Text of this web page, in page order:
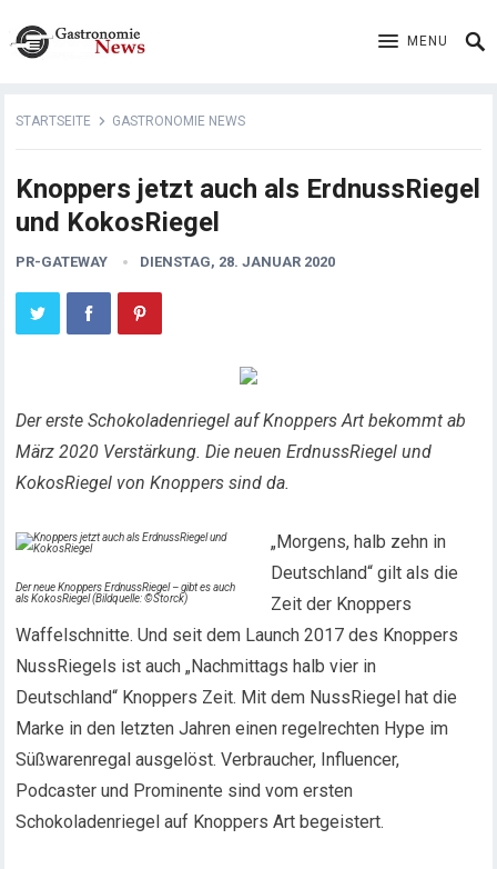
MENU
STARTSEITE GASTRONOMIE NEWS
Knoppers jetzt auch als ErdnussRiegel
und KokosRiegel
PR-GATEWAY DIENSTAG, 28. JANUAR 2020
Der erste Schokoladenriegel auf Knoppers Art bekommt ab
März 2020 Verstärkung. Die neuen ErdnussRiegel und
KokosRiegel von Knoppers sind da.
Der neue Knoppers ErdnussRiegel – gibt es auch
als KokosRiegel (Bildquelle: ©Storck)
„Morgens, halb zehn in
Deutschland“ gilt als die
Zeit der Knoppers
Waffelschnitte. Und seit dem Launch 2017 des Knoppers
NussRiegels ist auch „Nachmittags halb vier in
Deutschland“ Knoppers Zeit. Mit dem NussRiegel hat die
Marke in den letzten Jahren einen regelrechten Hype im
Süßwarenregal ausgelöst. Verbraucher, Influencer,
Podcaster und Prominente sind vom ersten
Schokoladenriegel auf Knoppers Art begeistert.